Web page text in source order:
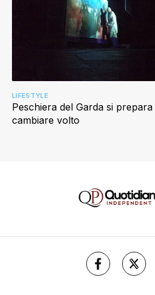
Peschiera del Garda si prepara
cambiare volto
LIFESTYLE